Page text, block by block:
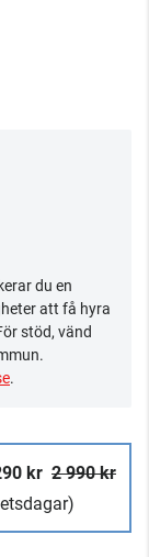
du en
att få hyra
stöd, vänd
.
kr 2 990 kr